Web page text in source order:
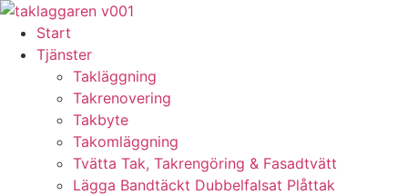
Skip
content
Start
Tjänster
Takläggning
Takrenovering
Takbyte
Takomläggning
Tvätta Tak, Takrengöring & Fasadtvätt
Lägga Bandtäckt Dubbelfalsat Plåttak